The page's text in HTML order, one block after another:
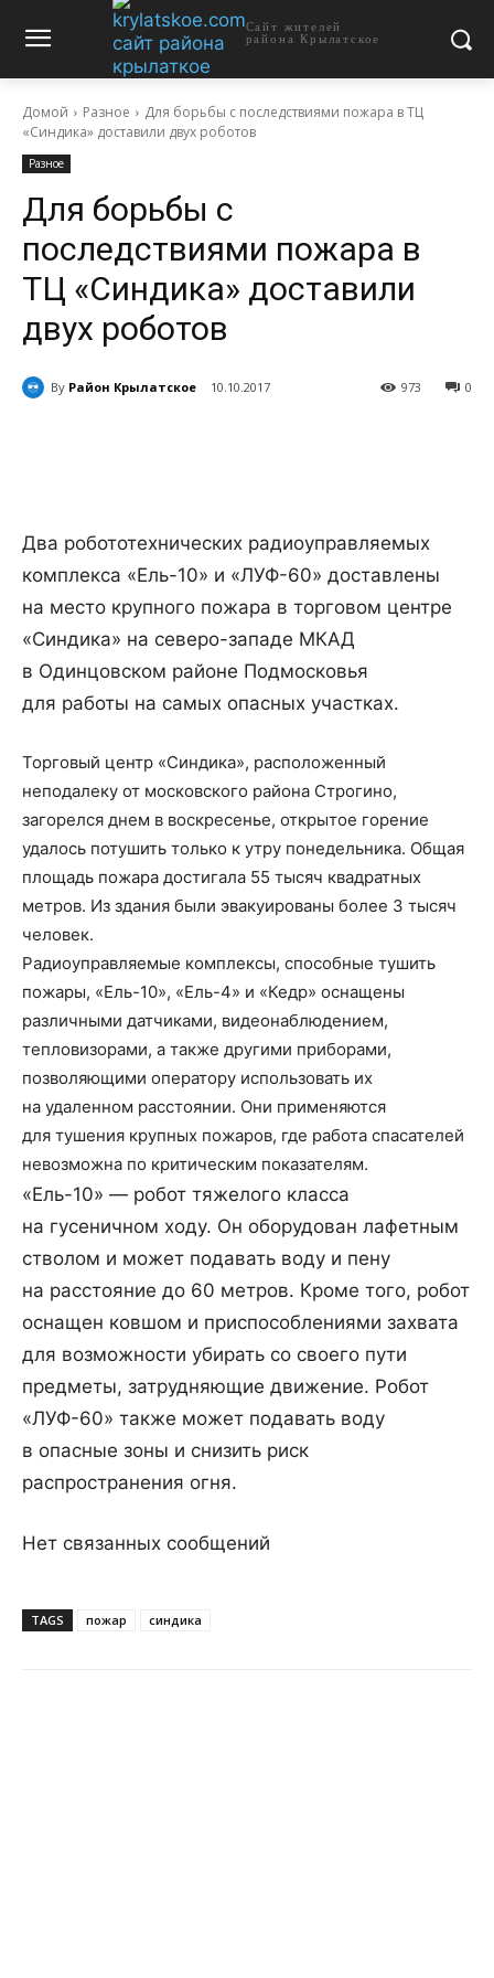
Сайт жителей
района Крылатское
Домой Разное
Для борьбы с последствиями пожара в ТЦ
«Синдика» доставили двух роботов
Разное
Для борьбы с
последствиями пожара в
ТЦ «Синдика» доставили
двух роботов
By Район Крылатское 10.10.2017 0
973
Два робототехнических радиоуправляемых
комплекса «Ель-10» и «ЛУФ-60» доставлены
на место крупного пожара в торговом центре
«Синдика» на северо-западе МКАД
в Одинцовском районе Подмосковья
для работы на самых опасных участках.
Торговый центр «Синдика», расположенный
неподалеку от московского района Строгино,
загорелся днем в воскресенье, открытое горение
удалось потушить только к утру понедельника. Общая
площадь пожара достигала 55 тысяч квадратных
метров. Из здания были эвакуированы более 3 тысяч
человек.
Радиоуправляемые комплексы, способные тушить
пожары, «Ель-10», «Ель-4» и «Кедр» оснащены
различными датчиками, видеонаблюдением,
тепловизорами, а также другими приборами,
позволяющими оператору использовать их
на удаленном расстоянии. Они применяются
для тушения крупных пожаров, где работа спасателей
невозможна по критическим показателям.
«Ель-10» — робот тяжелого класса
на гусеничном ходу. Он оборудован лафетным
стволом и может подавать воду и пену
на расстояние до 60 метров. Кроме того, робот
оснащен ковшом и приспособлениями захвата
для возможности убирать со своего пути
предметы, затрудняющие движение. Робот
«ЛУФ-60» также может подавать воду
в опасные зоны и снизить риск
распространения огня.
Нет связанных сообщений
TAGS пожар синдика